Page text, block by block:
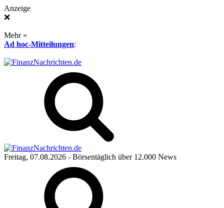
Anzeige
❌
Mehr »
Ad hoc-Mitteilungen:
Freitag, 07.08.2026 - Börsentäglich über 12.000 News